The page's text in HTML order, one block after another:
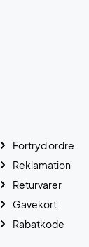
Fortryd ordre
Reklamation
Returvarer
Gavekort
Rabatkode